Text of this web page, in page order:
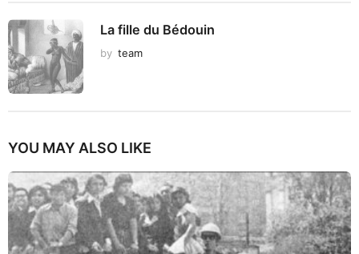
La fille du Bédouin
by team
YOU MAY ALSO LIKE